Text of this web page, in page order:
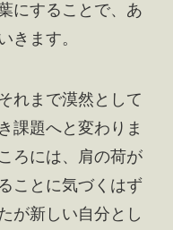
にすることで、あ
きます。
れまで漠然として
課題へと変わりま
ろには、肩の荷が
ことに気づくはず
が新しい自分とし